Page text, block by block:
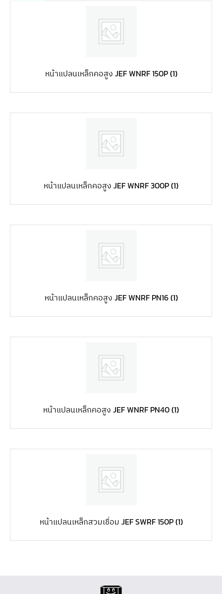
หน้าแปลนเหล็กคอสูง JEF WNRF 150P(1)
หน้าแปลนเหล็กคอสูง JEF WNRF 300P(1)
หน้าแปลนเหล็กคอสูง JEF WNRF PN16(1)
หน้าแปลนเหล็กคอสูง JEF WNRF PN40(1)
หน้าแปลนเหล็กสวมเชื่อม JEF SWRF 150P(1)